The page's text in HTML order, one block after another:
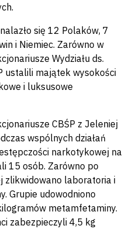
się 12 Polaków, 7
i Niemiec. Zarówno w
Wydziału ds.
ustalili majątek wysokości
i luksusowe
CBŚP z Jeleniej
wspólnych działań
narkotykowej na
15 osób. Zarówno po
zlikwidowano laboratoria i
Grupie udowodniono
metamfetaminy.
zabezpieczyli 4,5 kg